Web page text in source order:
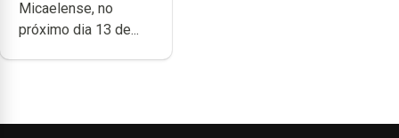
Micaelense, no
próximo dia 13 de...